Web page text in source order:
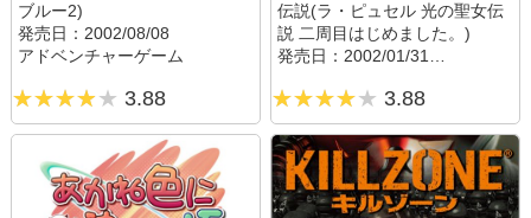
ブルー2)
発売日：2002/08/08
アドベンチャーゲーム
3.88
伝説(ラ・ピュセル 光の聖女伝
説 二周目はじめました。)
発売日：2002/01/31
3.88